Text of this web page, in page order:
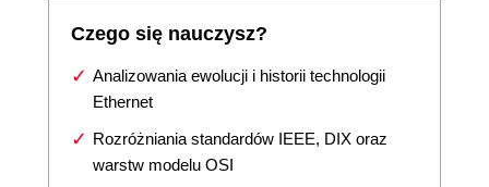
Czego się nauczysz?
Analizowania ewolucji i historii technologii
Ethernet
Rozróżniania standardów IEEE, DIX oraz
warstw modelu OSI